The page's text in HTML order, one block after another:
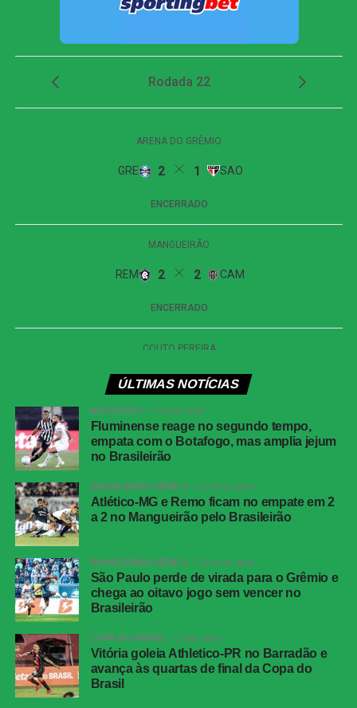
final, quando Kaio Jorge aproveitou um rebote e mandou
por impedimento. Pouco depois, o atacante voltou a levar
perigo, mas finalizou na trave.
Na reta final da partida, Kaio Jorge finalmente marcou o
sofreu pênalti após ser atingido por Camilo. O próprio
atacante assumiu a cobrança e converteu, garantindo a
melhores times da Copa do Brasil.
Copa do Brasil — oitavas de final, jogo de
Estádio Mineirão, Belo Horizonte (MG)
Data
5 de agosto de 2026, quarta-feira
Horário
19h, de Brasília
Cartões
amarelos
Anderson, Doma, Camilo e Marcinho
(Chapecoense)
Cartões
vermelhos
Max (Chapecoense)
Gols
tempo (Cruzeiro); Kaio Jorge, aos 40
minutos do segundo tempo (Cruzeiro)
Cruzeiro
Otávio; William, Fabrício Bruno, João
Henrique e Matheus Pereira; Arroyo, Kaio
Jorge e Kenji. Técnico: Artur Jorge.
Chapecoense
Anderson; Bruno Tubarão, Eduardo Doma,
ÚLTIMAS NOTÍCIAS
BOTAFOGO 9 horas atrás
Fluminense reage no segundo tempo,
empata com o Botafogo, mas amplia jejum
no Brasileirão
BRASILEIRÃO SÉRIE A 12 horas atrás
Atlético-MG e Remo ficam no empate em 2
a 2 no Mangueirão pelo Brasileirão
BRASILEIRÃO SÉRIE A 13 horas atrás
São Paulo perde de virada para o Grêmio e
chega ao oitavo jogo sem vencer no
Brasileirão
COPA DO BRASIL 2 dias atrás
Vitória goleia Athletico-PR no Barradão e
avança às quartas de final da Copa do
Brasil